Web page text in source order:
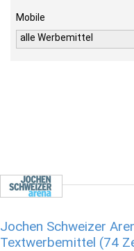
Mobile
alle Werbemittel
Jochen Schweizer
Textwerbemittel (74